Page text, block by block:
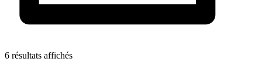
6 résultats affichés